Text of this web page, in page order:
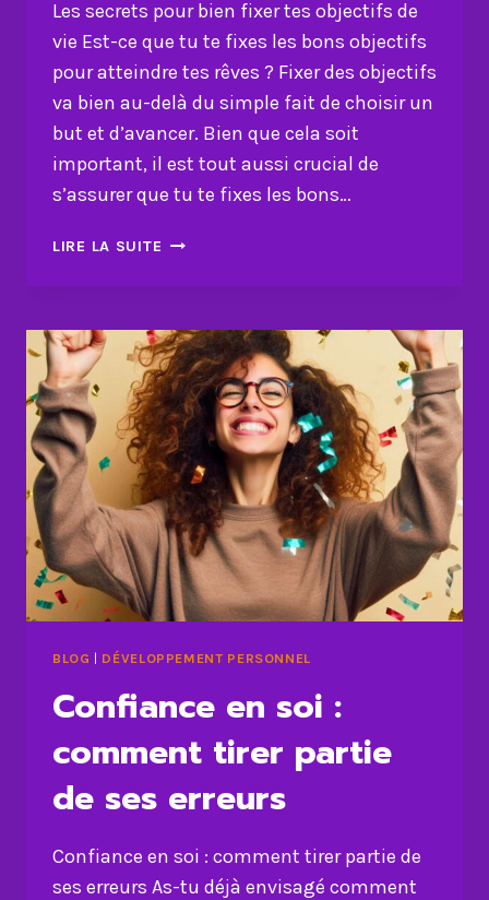
Les secrets pour bien fixer tes objectifs de
vie Est-ce que tu te fixes les bons objectifs
pour atteindre tes rêves ? Fixer des objectifs
va bien au-delà du simple fait de choisir un
but et d’avancer. Bien que cela soit
important, il est tout aussi crucial de
s’assurer que tu te fixes les bons…
LIRE LA SUITE LES
FIXER
TES
OBJECTIFS
DE
VIE
BLOG | DÉVELOPPEMENT PERSONNEL
Confiance en soi :
comment tirer partie
de ses erreurs
Confiance en soi : comment tirer partie de
ses erreurs As-tu déjà envisagé comment